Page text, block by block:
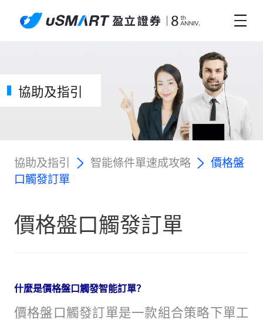
協助及指引
協助及指引 智能條件單速成攻略
價格盤
口觸發訂單
價格盤口觸發訂單
什麼是價格盤口觸發智能訂單？
價格盤口觸發訂單是一款組合策略下單工